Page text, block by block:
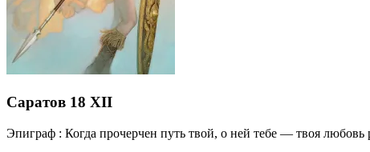
Саратов 18 ХII
Эпиграф : Когда прочерчен путь твой, о ней тебе — твоя любовь